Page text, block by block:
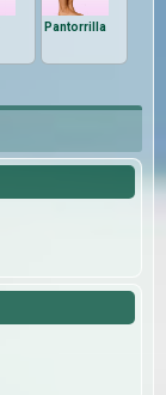
Pantorrilla